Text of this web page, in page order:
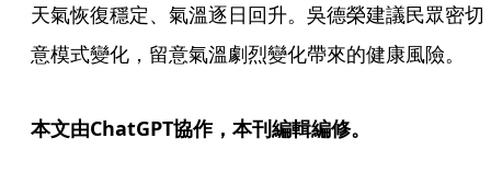
天氣恢復穩定、氣溫逐日回升。吳德榮建議民眾密切
意模式變化，留意氣溫劇烈變化帶來的健康風險。
本文由ChatGPT協作，本刊編輯編修。